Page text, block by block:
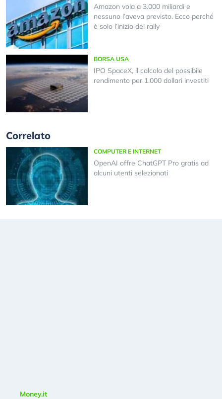
Amazon vola a 3.000 miliardi e
nessuno l’aveva previsto. Ecco perché
è solo l’inizio del rally
BORSA USA
IPO SpaceX, il calcolo del possibile
rendimento per 1.000 dollari investiti
Correlato
COMPUTER E INTERNET
OpenAI offre ChatGPT Pro gratis ad
alcuni utenti selezionati
Money.it